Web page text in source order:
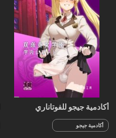
أكادمية جيجو للفوتاناري
أكادمية جيجو
للفوتاناري الجزء 2